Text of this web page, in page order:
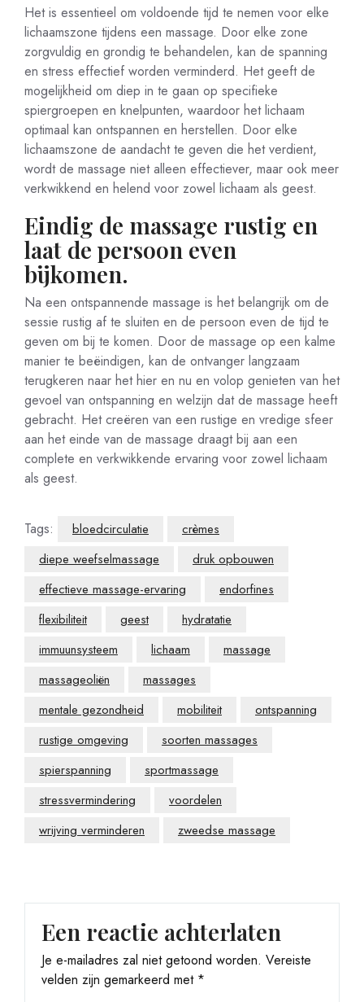
Het is essentieel om voldoende tijd te nemen voor elke
lichaamszone tijdens een massage. Door elke zone
zorgvuldig en grondig te behandelen, kan de spanning
en stress effectief worden verminderd. Het geeft de
mogelijkheid om diep in te gaan op specifieke
spiergroepen en knelpunten, waardoor het lichaam
optimaal kan ontspannen en herstellen. Door elke
lichaamszone de aandacht te geven die het verdient,
wordt de massage niet alleen effectiever, maar ook meer
verkwikkend en helend voor zowel lichaam als geest.
Eindig de massage rustig en
laat de persoon even
bijkomen.
Na een ontspannende massage is het belangrijk om de
sessie rustig af te sluiten en de persoon even de tijd te
geven om bij te komen. Door de massage op een kalme
manier te beëindigen, kan de ontvanger langzaam
terugkeren naar het hier en nu en volop genieten van het
gevoel van ontspanning en welzijn dat de massage heeft
gebracht. Het creëren van een rustige en vredige sfeer
aan het einde van de massage draagt bij aan een
complete en verkwikkende ervaring voor zowel lichaam
als geest.
Tags: bloedcirculatie
crèmes
diepe weefselmassage
druk opbouwen
effectieve massage-ervaring
endorfines
flexibiliteit
geest
hydratatie
immuunsysteem
lichaam
massage
massageoliën
massages
mentale gezondheid
mobiliteit
ontspanning
rustige omgeving
soorten massages
spierspanning
sportmassage
stressvermindering
voordelen
wrijving verminderen
zweedse massage
Een reactie achterlaten
Je e-mailadres zal niet getoond worden. Vereiste
velden zijn gemarkeerd met *